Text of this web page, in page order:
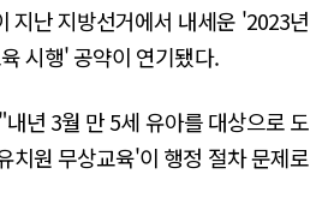
지난 지방선거에서 내세운 '2023년
시행' 공약이 연기됐다.
년 3월 만 5세 유아를 대상으로 도
치원 무상교육'이 행정 절차 문제로